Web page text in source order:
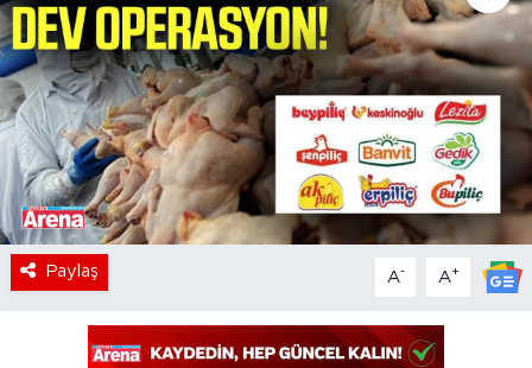
Paylaş A- A+